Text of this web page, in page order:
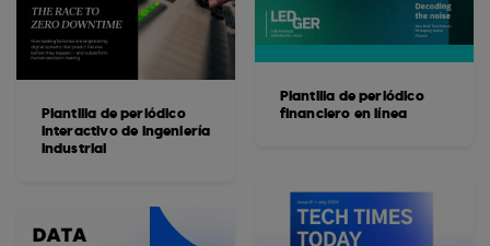
Plantilla de periódico
interactivo de ingeniería
industrial
Plantilla de periódico
financiero en línea